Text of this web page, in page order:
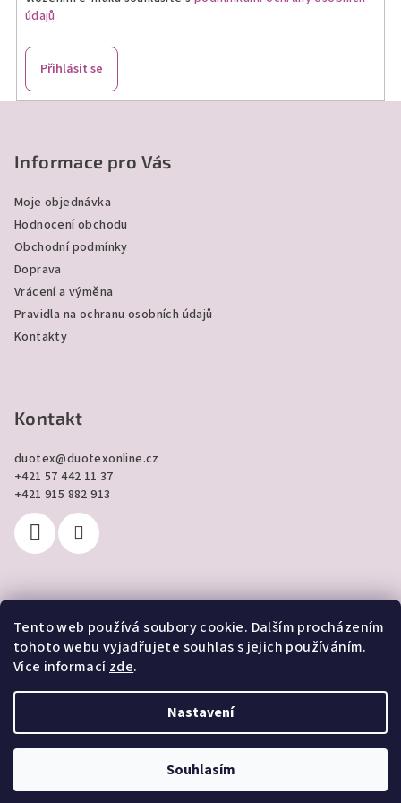
Tento web používá soubory cookie. Dalším procházením
tohoto webu vyjadřujete souhlas s jejich používáním.
Více informacízde.
Nastavení
Souhlasím
i
údajů
Přihlásit se
Informace pro Vás
Moje objednávka
Hodnocení obchodu
Obchodní podmínky
Doprava
Vrácení a výměna
Pravidla na ochranu osobních údajů
Kontakty
Kontakt
duotex@duotexonline.cz
+421 57 442 11 37
+421 915 882 913
Přijímáme online platby
Vytvořil Shoptet